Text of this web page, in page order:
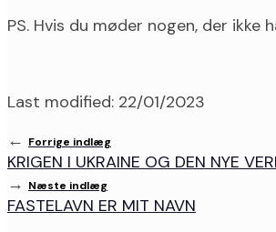
PS. Hvis du møder nogen, der
Last modified: 22/01/2023
← Forrige indlæg
KRIGEN I UKRAINE OG DEN NYE
→ Næste indlæg
FASTELAVN ER MIT NAVN